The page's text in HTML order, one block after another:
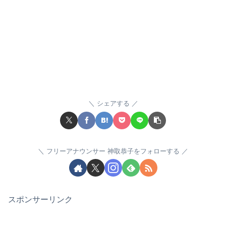
シェアする
フリーアナウンサー 神取恭子をフォローする
スポンサーリンク